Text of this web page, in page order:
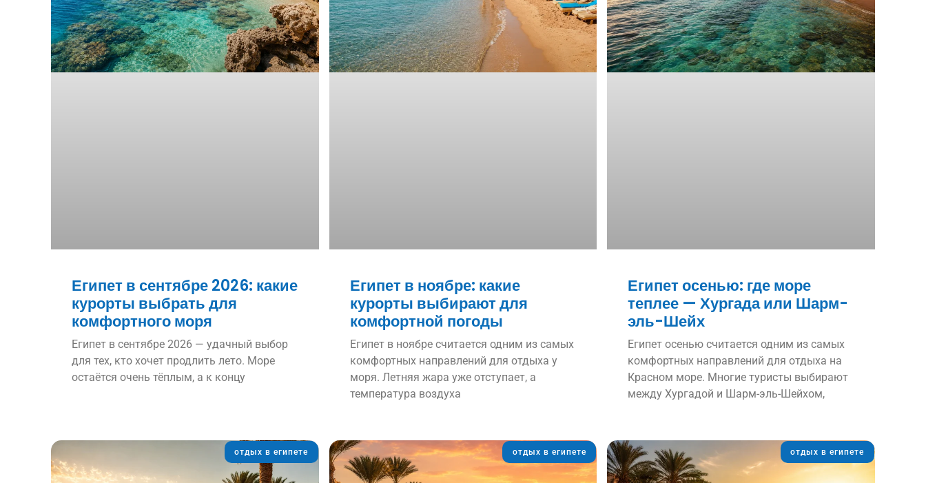
Египет в сентябре 2026: какие
курорты выбрать для
комфортного моря
Египет в сентябре 2026 — удачный выбор
для тех, кто хочет продлить лето. Море
остаётся очень тёплым, а к концу
Египет в ноябре: какие
курорты выбирают для
комфортной погоды
Египет в ноябре считается одним из самых
комфортных направлений для отдыха у
моря. Летняя жара уже отступает, а
температура воздуха
Египет осенью: где море
теплее — Хургада или Шарм-
эль-Шейх
Египет осенью считается одним из самых
комфортных направлений для отдыха на
Красном море. Многие туристы выбирают
между Хургадой и Шарм-эль-Шейхом,
отдых в египете отдых в египете отдых в египете